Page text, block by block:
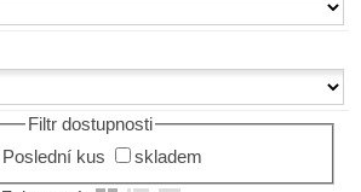
Filtr dostupnosti
Poslední kus
skladem